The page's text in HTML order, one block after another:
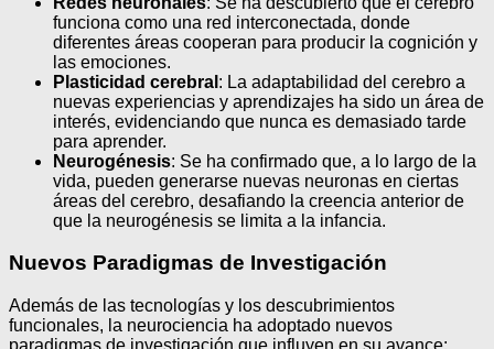
funciona como una red interconectada, donde
diferentes áreas cooperan para producir la cognición y
las emociones.
Plasticidad cerebral : La adaptabilidad del cerebro a
nuevas experiencias y aprendizajes ha sido un área de
interés, evidenciando que nunca es demasiado tarde
para aprender.
Neurogénesis: Se ha confirmado que, a lo largo de la
vida, pueden generarse nuevas neuronas en ciertas
áreas del cerebro, desafiando la creencia anterior de
que la neurogénesis se limita a la infancia.
Nuevos Paradigmas de Investigación
Además de las tecnologías y los descubrimientos
funcionales, la neurociencia ha adoptado nuevos
paradigmas de investigación que influyen en su avance: